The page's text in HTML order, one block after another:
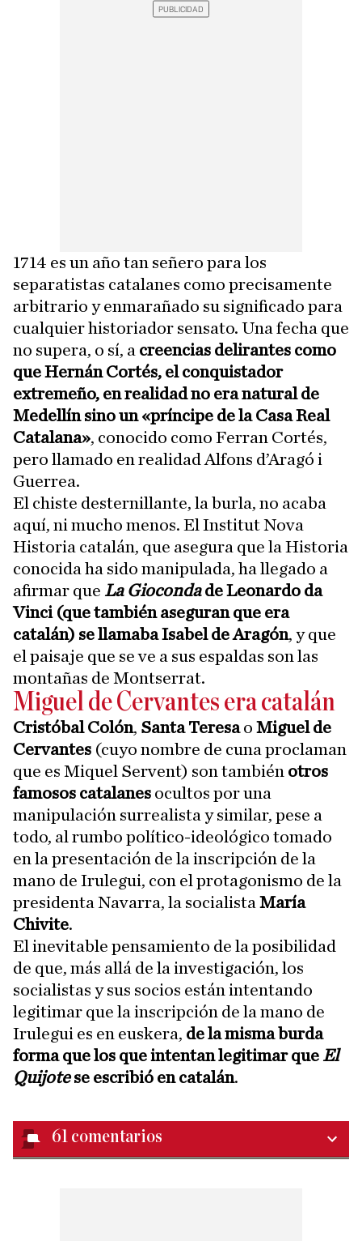
1714 es un año tan señero para los
separatistas catalanes como precisamente
arbitrario y enmarañado su significado para
cualquier historiador sensato. Una fecha que
no supera, o sí, a creencias delirantes como
que Hernán Cortés, el conquistador
extremeño, en realidad no era natural de
Medellín sino un «príncipe de la Casa Real
Catalana», conocido como Ferran Cortés,
pero llamado en realidad Alfons d’Aragó i
Guerrea.
El chiste desternillante, la burla, no acaba
aquí, ni mucho menos. El Institut Nova
Historia catalán, que asegura que la Historia
conocida ha sido manipulada, ha llegado a
afirmar que La Giocondade Leonardo da
Vinci (que también aseguran que era
catalán) se llamaba Isabel de Aragón, y que
el paisaje que se ve a sus espaldas son las
montañas de Montserrat.
Miguel de Cervantes era catalán
Cristóbal Colón, Santa Teresao Miguel de
Cervantes (cuyo nombre de cuna proclaman
que es Miquel Servent) son también otros
famosos catalanes ocultos por una
manipulación surrealista y similar, pese a
todo, al rumbo político-ideológico tomado
en la presentación de la inscripción de la
mano de Irulegui, con el protagonismo de la
presidenta Navarra, la socialista María
Chivite.
El inevitable pensamiento de la posibilidad
de que, más allá de la investigación, los
socialistas y sus socios están intentando
legitimar que la inscripción de la mano de
Irulegui es en euskera, de la misma burda
forma que los que intentan legitimar que El
Quijotese escribió en catalán.
61 comentarios